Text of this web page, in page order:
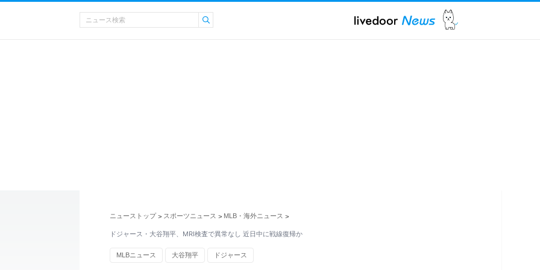
ニューストップ > スポーツニュース > MLB・海外ニュース >
ドジャース・大谷翔平、MRI検査で異常なし 近日中に戦線復帰か
MLBニュース 大谷翔平 ドジャース